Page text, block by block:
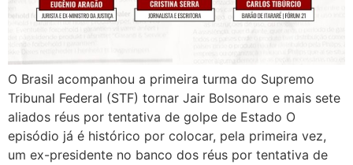
O Brasil acompanhou a primeira turma do Supremo
Tribunal Federal (STF) tornar Jair Bolsonaro e mais sete
aliados réus por tentativa de golpe de Estado O
episódio já é histórico por colocar, pela primeira vez,
um ex-presidente no banco dos réus por tentativa de